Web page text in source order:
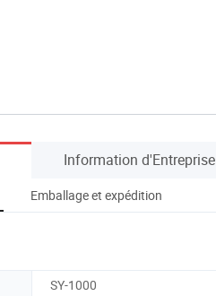
Information d'Entreprise
Emballage et expédition
SY-1000